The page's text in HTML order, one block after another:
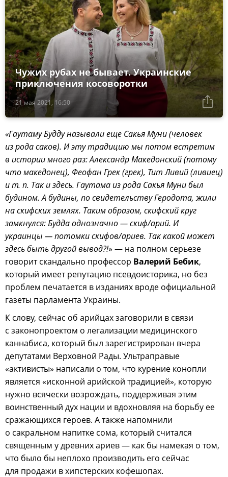
21 мая 2021, 16:50
Чужих рубах не бывает. Украинские
приключения косоворотки
«Гаутаму Будду называли еще Сакья Муни (человек
из рода саков). И эту традицию мы потом встретим
в истории много раз: Александр Македонский (потому
что македонец), Феофан Грек (грек), Тит Ливий (ливиец)
и т. п. Так и здесь. Гаутама из рода Сакья Муни был
будином. А будины, по свидетельству Геродота, жили
на скифских землях. Таким образом, скифский круг
замкнулся: Будда однозначно — скиф/арий. И
украинцы — потомки скифов/ариев. Так какой может
здесь быть другой вывод?!» — на полном серьезе
говорит скандально профессор Валерий Бебик,
который имеет репутацию псевдоисторика, но без
проблем печатается в изданиях вроде официальной
газеты парламента Украины.
К слову, сейчас об арийцах заговорили в связи
с законопроектом о легализации медицинского
каннабиса, который был зарегистрирован вчера
депутатами Верховной Рады. Ультраправые
«активисты» написали о том, что курение конопли
является «исконной арийской традицией», которую
нужно всячески возрождать, поддерживая этим
воинственный дух нации и вдохновляя на борьбу ее
сражающихся героев. А также напомнили
о сакральном напитке сома, который считался
священным у древних ариев — как бы намекая о том,
что было бы неплохо производить его сейчас
для продажи в хипстерских кофешопах.